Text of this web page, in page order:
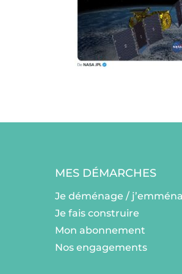
MES DÉMARCHES
Je déménage /
Je fais construire
Mon abonnement
Nos engagements